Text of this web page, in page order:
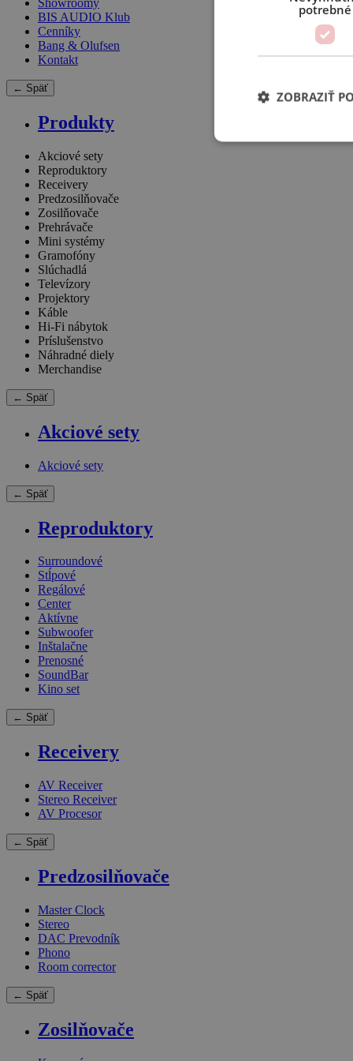
Showroomy
BIS AUDIO Klub
Cenníky
Bang & Olufsen
Kontakt
← Späť
Produkty
Akciové sety
Reproduktory
Receivery
Predzosilňovače
Zosilňovače
Prehrávače
Mini systémy
Gramofóny
Slúchadlá
Televízory
Projektory
Káble
Hi-Fi nábytok
Príslušenstvo
Náhradné diely
Merchandise
← Späť
Akciové sety
Akciové sety
← Späť
Reproduktory
Surroundové
Stĺpové
Regálové
Center
Aktívne
Subwoofer
Inštalačne
Prenosné
SoundBar
Kino set
← Späť
Receivery
AV Receiver
Stereo Receiver
AV Procesor
← Späť
Predzosilňovače
Master Clock
Stereo
DAC Prevodník
Phono
Room corrector
← Späť
Zosilňovače
potrebné
ZOBRAZIŤ